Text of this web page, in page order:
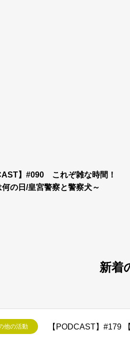
】#090 これぞ雑な時間！
何の日/皇宮警察と警察犬～
新着
他の活動